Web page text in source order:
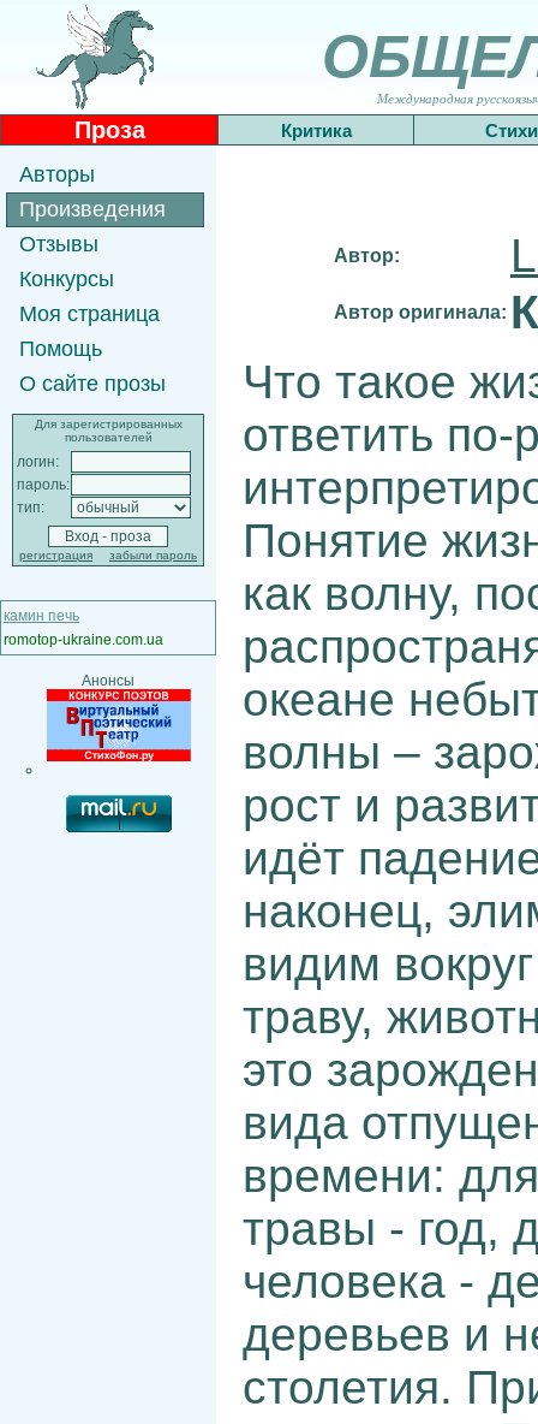
Международная
Проза Критика Стихи
Авторы
Произведения
Отзывы
Конкурсы
Моя страница
Помощь
О сайте прозы
Для зарегистрированных
пользователей
логин:
пароль:
тип:
регистрация забыли пароль
камин печь
romotop-ukraine.com.ua
Анонсы
Автор:
Автор оригинала:
Что такое
ответить
Понятие
как волну,
океане
волны –
рост и
идёт
наконец,
видим
траву,
это
вида
времени:
травы - год,
человека -
деревьев и
столетия.